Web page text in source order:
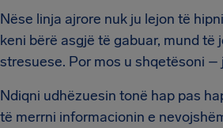
Nëse linja ajrore nuk ju lejon të
keni bërë asgjë të gabuar, mund
stresuese. Por mos u shqetësoni –
Ndiqni udhëzuesin tonë hap pas
të merrni informacionin e